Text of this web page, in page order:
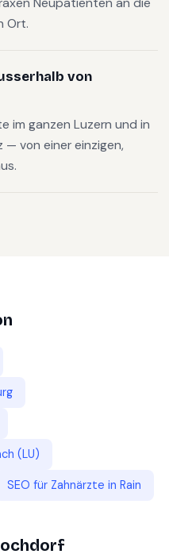
Ort.
von
im ganzen Luzern und in
von einer einzigen,
(LU)
SEO für Zahnärzte in Rain